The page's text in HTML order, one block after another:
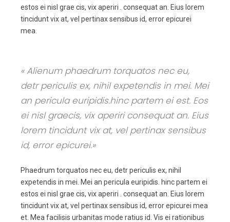
estos ei nisl grae cis, vix aperiri . consequat an. Eius lorem
tincidunt vix at, vel pertinax sensibus id, error epicurei
mea.
« Alienum phaedrum torquatos nec eu,
detr periculis ex, nihil expetendis in mei. Mei
an pericula euripidis.hinc partem ei est. Eos
ei nisl graecis, vix aperiri consequat an. Eius
lorem tincidunt vix at, vel pertinax sensibus
id, error epicurei.»
Phaedrum torquatos nec eu, detr periculis ex, nihil
expetendis in mei. Mei an pericula euripidis. hinc partem ei
estos ei nisl grae cis, vix aperiri . consequat an. Eius lorem
tincidunt vix at, vel pertinax sensibus id, error epicurei mea
et. Mea facilisis urbanitas mode ratius id. Vis ei rationibus